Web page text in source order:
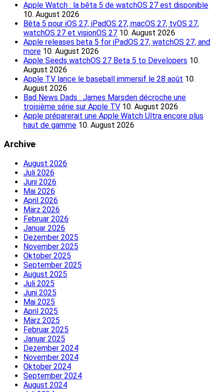
Apple Watch : la bêta 5 de watchOS 27 est disponible
10. August 2026
Bêta 5 pour iOS 27, iPadOS 27, macOS 27, tvOS 27,
watchOS 27 et visionOS 27 10. August 2026
Apple releases beta 5 for iPadOS 27, watchOS 27, and
more 10. August 2026
Apple Seeds watchOS 27 Beta 5 to Developers 10.
August 2026
Apple TV lance le baseball immersif le 28 août 10.
August 2026
Bad News Dads : James Marsden décroche une
troisième série sur Apple TV 10. August 2026
Apple préparerait une Apple Watch Ultra encore plus
haut de gamme 10. August 2026
Archive
August 2026
Juli 2026
Juni 2026
Mai 2026
April 2026
März 2026
Februar 2026
Januar 2026
Dezember 2025
November 2025
Oktober 2025
September 2025
August 2025
Juli 2025
Juni 2025
Mai 2025
April 2025
März 2025
Februar 2025
Januar 2025
Dezember 2024
November 2024
Oktober 2024
September 2024
August 2024